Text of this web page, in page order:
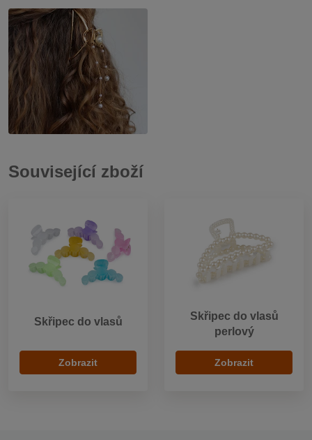
Související zboží
Skřipec do vlasů
Zobrazit
Skřipec do vlasů
perlový
Zobrazit